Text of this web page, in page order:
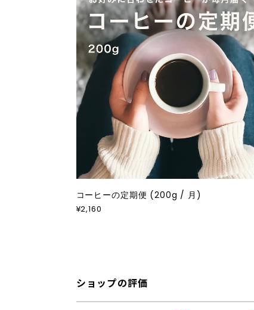
コーヒーの定期便 (200g / 月)
¥2,160
ショップの評価